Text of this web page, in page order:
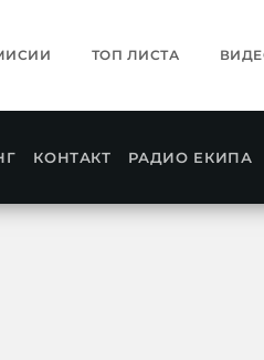
ТОП ЛИСТА
КОНТАКТ РАДИО ЕКИПА